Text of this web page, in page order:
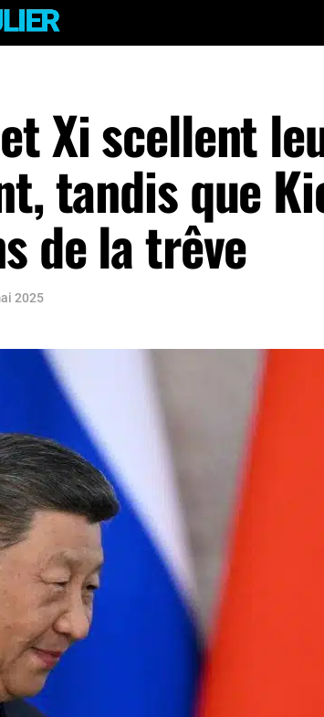
Xi scellent
tandis que
de la trêve
2025